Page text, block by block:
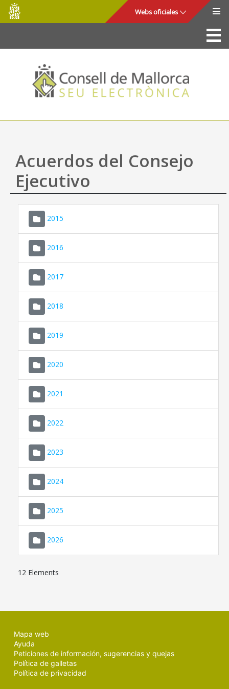
Saltar al contenido principal
Consell
de
Mallorca
Webs oficiales
La Sede
Consejo de Mallorca
Acceso y seguridad
Utilidades
Mapa web
Ayuda
Acuerdos del Consejo
Ejecutivo
2015
2016
2017
2018
2019
2020
2021
2022
2023
2024
2025
2026
12 Elements
Mapa web
Ayuda
Peticiones de información, sugerencias y quejas
Política de galletas
Política de privacidad